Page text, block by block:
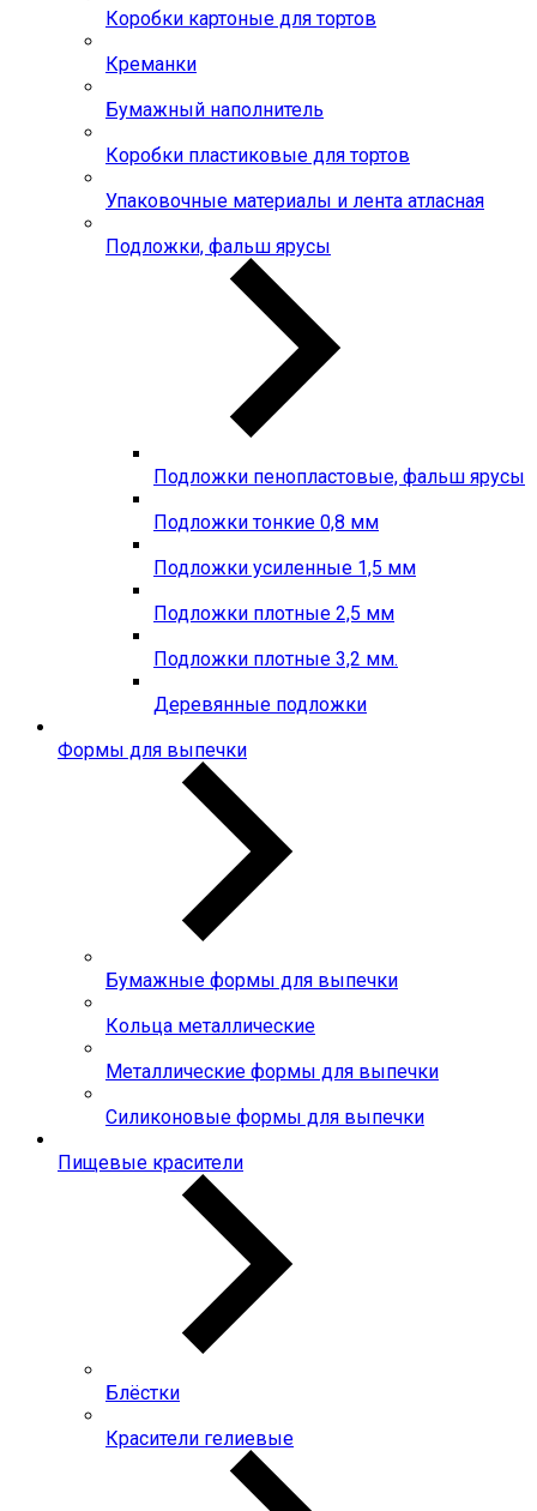
Коробки картоные для тортов
Креманки
Бумажный наполнитель
Коробки пластиковые для тортов
Упаковочные материалы и лента атласная
Подложки, фальш ярусы
Подложки пенопластовые, фальш ярусы
Подложки тонкие 0,8 мм
Подложки усиленные 1,5 мм
Подложки плотные 2,5 мм
Подложки плотные 3,2 мм.
Деревянные подложки
Формы для выпечки
Бумажные формы для выпечки
Кольца металлические
Металлические формы для выпечки
Силиконовые формы для выпечки
Пищевые красители
Блёстки
Красители гелиевые